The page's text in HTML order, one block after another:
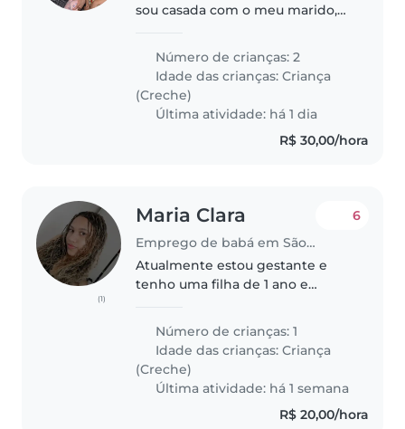
sou casada com o meu marido,
construindo uma família baseada
no respeito, na parceria e com..
Número de crianças: 2
Idade das crianças:Criança
(Creche)
Última atividade: há 1 dia
R$ 30,00/hora
(1)
Maria Clara
Emprego de babá em São Paulo (São Paulo)
6
Atualmente estou gestante e
tenho uma filha de 1 ano e
menos um dia para ficar com
minha filha no dia do parto se
possível ate dormir com ela,pois
não tenho..
Número de crianças: 1
Idade das crianças:Criança
(Creche)
Última atividade: há 1 semana
R$ 20,00/hora